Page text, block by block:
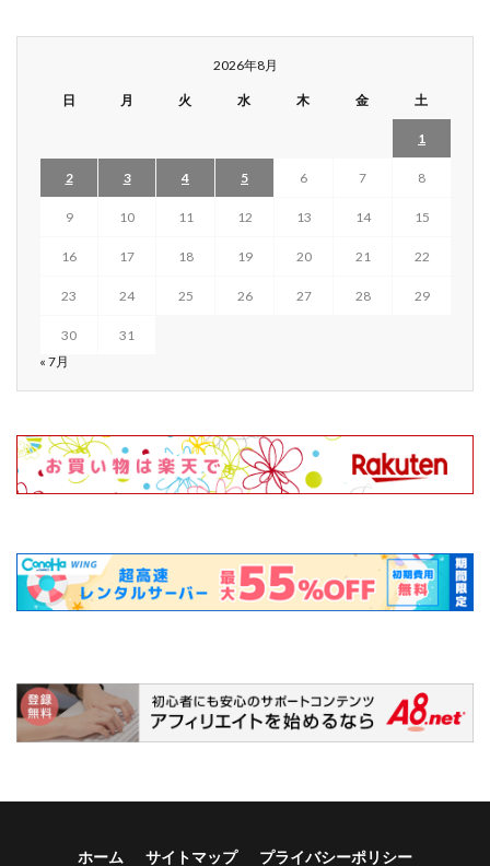
2026年8月
日 月 火 水 木 金 土
1
2 3 4 5 6 7 8
9 10 11 12 13 14 15
16 17 18 19 20 21 22
23 24 25 26 27 28 29
30
31
« 7月
ホーム サイトマップ プライバシーポリシー